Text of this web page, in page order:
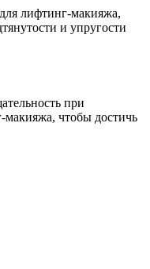
лифтинг-макияжа,
и упругости
при
чтобы достичь